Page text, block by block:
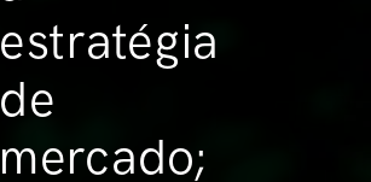
estratégia
de
mercado;